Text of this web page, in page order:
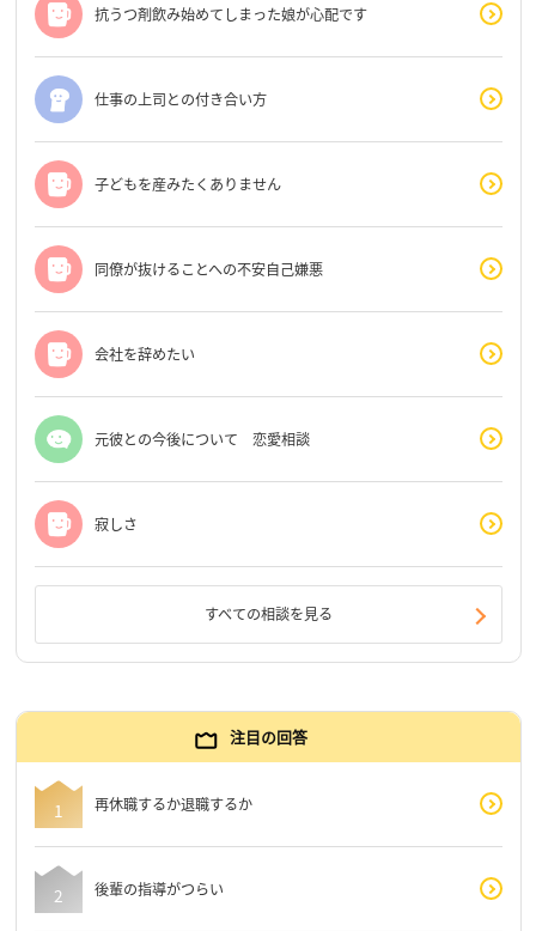
抗うつ剤飲み始めてしまった娘が心配です
仕事の上司との付き合い方
子どもを産みたくありません
同僚が抜けることへの不安自己嫌悪
会社を辞めたい
元彼との今後について 恋愛相談
寂しさ
すべての相談を見る
注目の回答
再休職するか退職するか
後輩の指導がつらい